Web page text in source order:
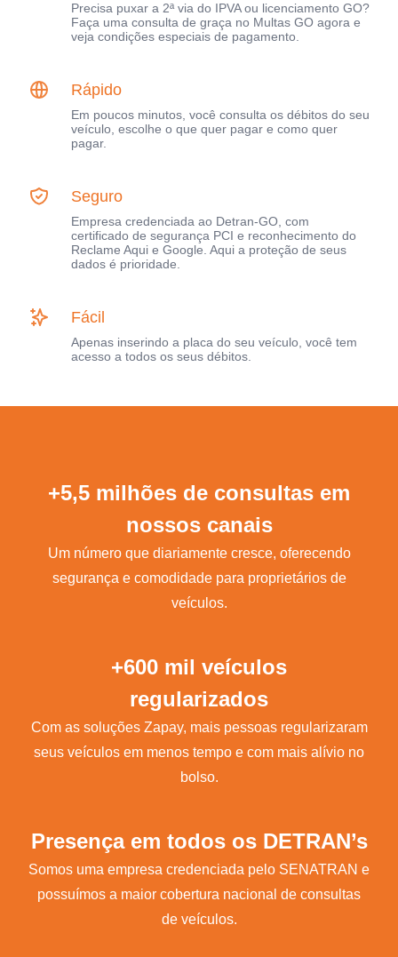
Precisa puxar a 2ª via do IPVA ou licenciamento GO?
Faça uma consulta de graça no Multas GO agora e
veja condições especiais de pagamento.
Rápido
Em poucos minutos, você consulta os débitos do seu
veículo, escolhe o que quer pagar e como quer
pagar.
Seguro
Empresa credenciada ao Detran-GO, com
certificado de segurança PCI e reconhecimento do
Reclame Aqui e Google. Aqui a proteção de seus
dados é prioridade.
Fácil
Apenas inserindo a placa do seu veículo, você tem
acesso a todos os seus débitos.
+5,5 milhões de consultas em
nossos canais
Um número que diariamente cresce, oferecendo
segurança e comodidade para proprietários de
veículos.
+600 mil veículos
regularizados
Com as soluções Zapay, mais pessoas regularizaram
seus veículos em menos tempo e com mais alívio no
bolso.
Presença em todos os DETRAN’s
Somos uma empresa credenciada pelo SENATRAN e
possuímos a maior cobertura nacional de consultas
de veículos.